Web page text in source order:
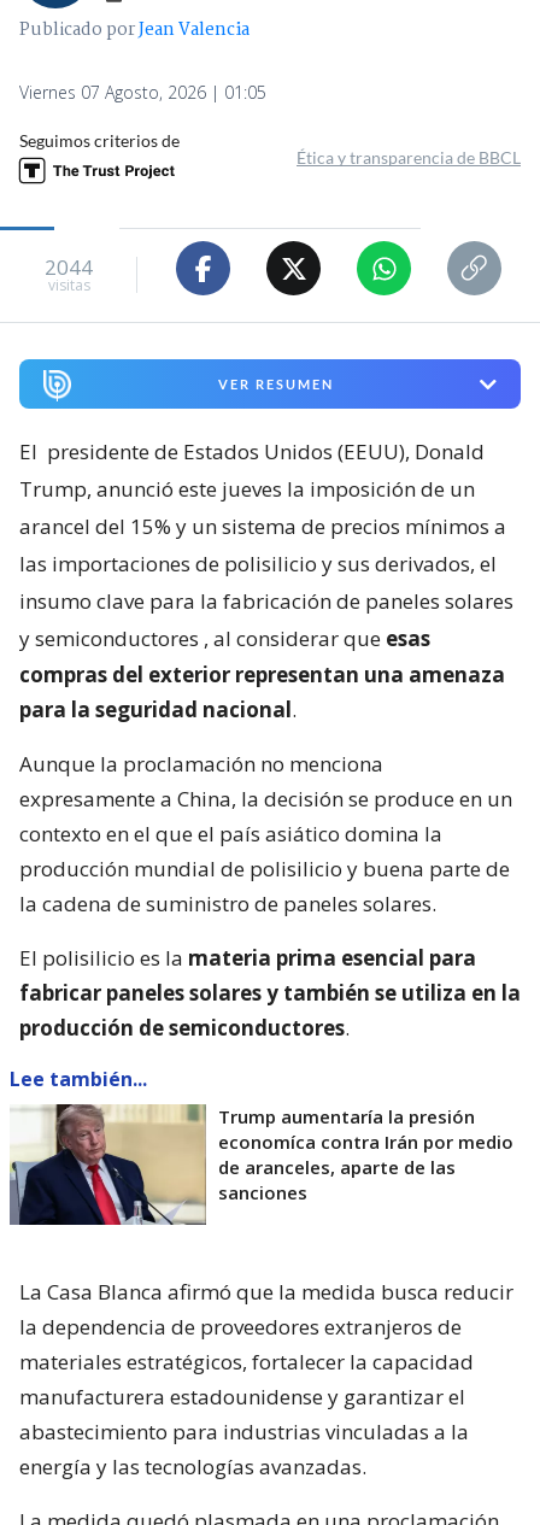
Publicado porJean Valencia
Viernes 07 Agosto, 2026 | 01:05
Seguimos criterios de
Ética y transparencia de BBCL
2044
visitas
VER RESUMEN
El presidente de Estados Unidos (EEUU), Donald
Trump, anunció este jueves la imposición de un
arancel del 15% y un sistema de precios mínimos a
las importaciones de polisilicio y sus derivados, el
insumo clave para la fabricación de paneles solares
y semiconductores , al considerar que esas
compras del exterior representan una amenaza
para la seguridad nacional.
Aunque la proclamación no menciona
expresamente a China, la decisión se produce en un
contexto en el que el país asiático domina la
producción mundial de polisilicio y buena parte de
la cadena de suministro de paneles solares.
El polisilicio es la materia prima esencial para
fabricar paneles solares y también se utiliza en la
producción de semiconductores.
Lee también...
Trump aumentaría la presión
economíca contra Irán por medio
de aranceles, aparte de las
sanciones
La Casa Blanca afirmó que la medida busca reducir
la dependencia de proveedores extranjeros de
materiales estratégicos, fortalecer la capacidad
manufacturera estadounidense y garantizar el
abastecimiento para industrias vinculadas a la
energía y las tecnologías avanzadas.